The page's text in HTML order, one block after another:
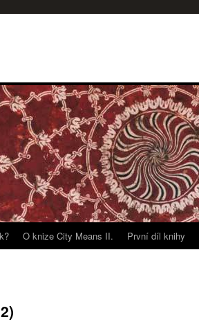
O knize City Means II. První díl knihy